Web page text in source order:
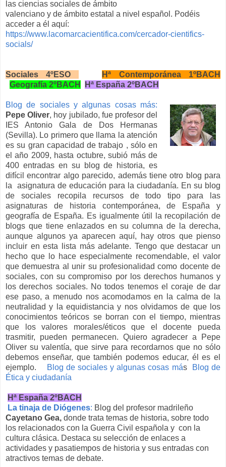
las ciencias sociales de ámbito
valenciano y de ámbito estatal a nivel español. Podéis
acceder a él aquí:
https://www.lacomarcacientifica.com/cercador-cientifics-
socials/
Sociales 4ºESO
Hª Contemporánea 1ºBACH
Geografía 2ºBACH
Hª España 2ºBACH
Blog de sociales y algunas cosas más:
Pepe Oliver, hoy jubilado, fue profesor del
IES Antonio Gala de Dos Hermanas
(Sevilla). Lo primero que llama la atención
es su gran capacidad de trabajo , sólo en
el año 2009, hasta octubre, subió más de
400 entradas en su blog de historia, es
difícil encontrar algo parecido, además tiene otro blog para
la asignatura de educación para la ciudadanía. En su blog
de sociales recopila recursos de todo tipo para las
asignaturas de historia contemporánea, de España y
geografía de España. Es igualmente útil la recopilación de
blogs que tiene enlazados en su columna de la derecha,
aunque algunos ya aparecen aquí, hay otros que pienso
incluir en esta lista más adelante. Tengo que destacar un
hecho que lo hace especialmente recomendable, el valor
que demuestra al unir su profesionalidad como docente de
sociales, con su compromiso por los derechos humanos y
los derechos sociales. No todos tenemos el coraje de dar
ese paso, a menudo nos acomodamos en la calma de la
neutralidad y la equidistancia y nos olvidamos de que los
conocimientos teóricos se borran con el tiempo, mientras
que los valores morales/éticos que el docente pueda
trasmitir, pueden permanecen. Quiero agradecer a Pepe
Oliver su valentía, que sirve para recordarnos que no sólo
debemos enseñar, que también podemos educar, él es el
ejemplo.
Blog de sociales y algunas cosas más
Blog de
Ética y ciudadanía
Hª España 2ºBACH
La tinaja de Diógenes: Blog del profesor madrileño
Cayetano Gea, donde trata temas de historia, sobre todo
los relacionados con la Guerra Civil española y con la
cultura clásica. Destaca su selección de enlaces a
actividades y pasatiempos de historia y sus entradas con
atractivos temas de debate.